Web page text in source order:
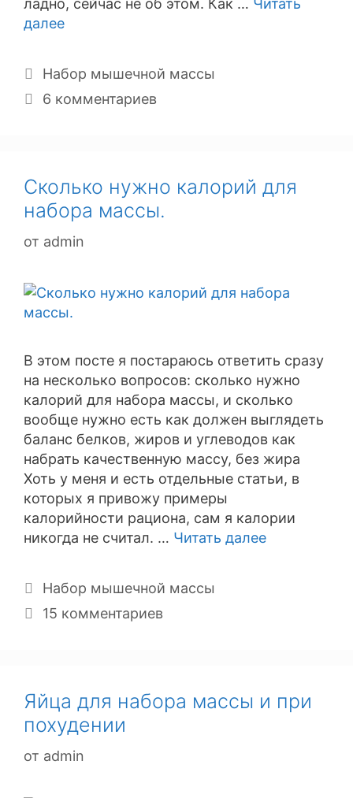
ладно, сейчас не об этом. Как … Читать
далее
Рубрики
Набор мышечной массы
6 комментариев
Сколько нужно калорий для
набора массы.
от admin
В этом посте я постараюсь ответить сразу
на несколько вопросов: сколько нужно
калорий для набора массы, и сколько
вообще нужно есть как должен выглядеть
баланс белков, жиров и углеводов как
набрать качественную массу, без жира
Хоть у меня и есть отдельные статьи, в
которых я привожу примеры
калорийности рациона, сам я калории
никогда не считал. … Читать далее
Рубрики
Набор мышечной массы
15 комментариев
Яйца для набора массы и при
похудении
от admin